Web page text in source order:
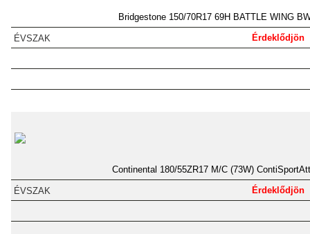
Bridgestone 150/70R17 69H BATTLE WING
Érdeklődjön
Continental 180/55ZR17 M/C (73W)
Érdeklődjön